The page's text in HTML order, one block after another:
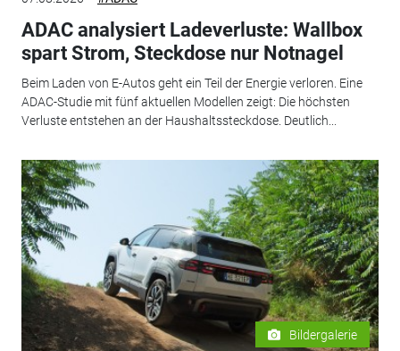
ADAC analysiert Ladeverluste: Wallbox
spart Strom, Steckdose nur Notnagel
Beim Laden von E-Autos geht ein Teil der Energie verloren. Eine
ADAC-Studie mit fünf aktuellen Modellen zeigt: Die höchsten
Verluste entstehen an der Haushaltssteckdose. Deutlich...
Bildergalerie